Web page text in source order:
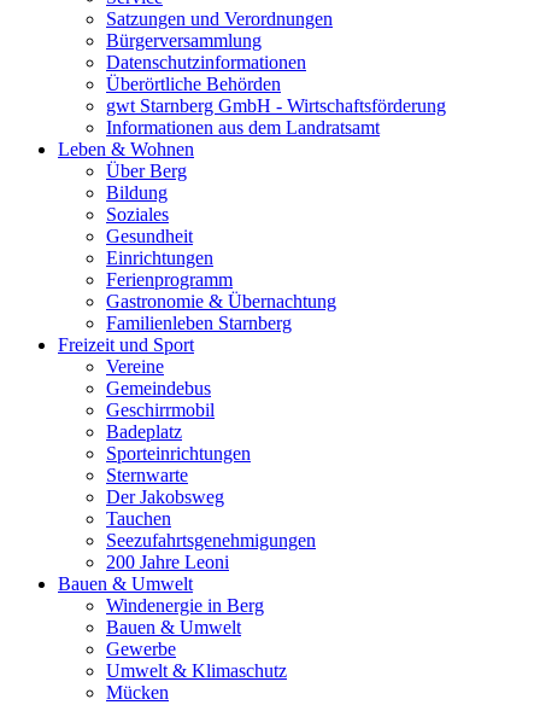
Satzungen und Verordnungen
Bürgerversammlung
Datenschutzinformationen
Überörtliche Behörden
gwt Starnberg GmbH - Wirtschaftsförderung
Informationen aus dem Landratsamt
Leben & Wohnen
Über Berg
Bildung
Soziales
Gesundheit
Einrichtungen
Ferienprogramm
Gastronomie & Übernachtung
Familienleben Starnberg
Freizeit und Sport
Vereine
Gemeindebus
Geschirrmobil
Badeplatz
Sporteinrichtungen
Sternwarte
Der Jakobsweg
Tauchen
Seezufahrtsgenehmigungen
200 Jahre Leoni
Bauen & Umwelt
Windenergie in Berg
Bauen & Umwelt
Gewerbe
Umwelt & Klimaschutz
Mücken